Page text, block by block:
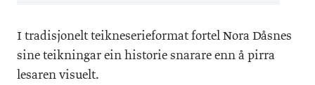
I tradisjonelt teikneserieformat fortel Nora Dåsnes
sine teikningar ein historie snarare enn å pirra
lesaren visuelt.